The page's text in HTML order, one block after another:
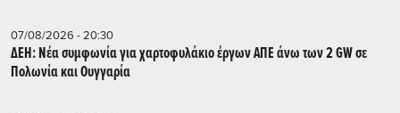
07/08/2026 - 20:30
ΔΕΗ: Νέα συμφωνία για χαρτοφυλάκιο έργων ΑΠΕ άνω των 2 GW σε
Πολωνία και Ουγγαρία